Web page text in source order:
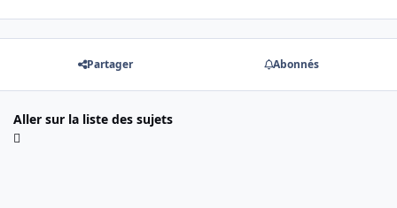
Partager Abonnés
Aller sur la liste des sujets